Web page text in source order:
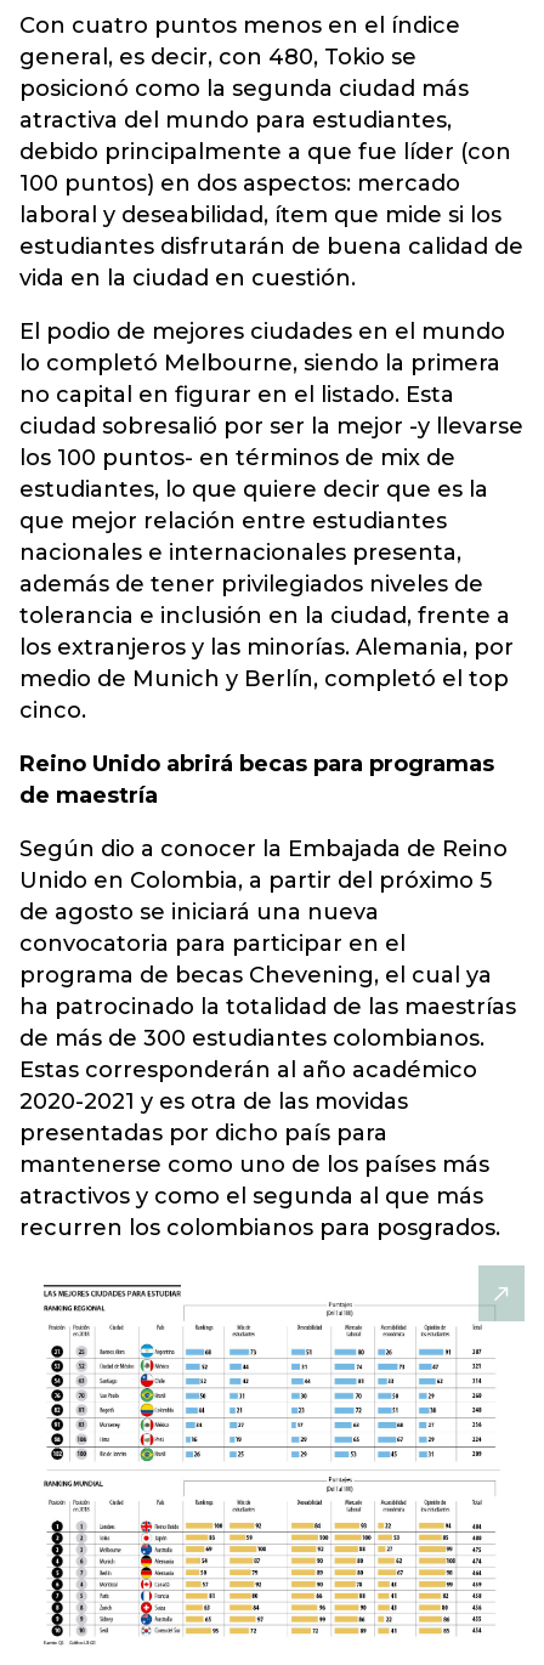
Con cuatro puntos menos en el índice
general, es decir, con 480, Tokio se
posicionó como la segunda ciudad más
atractiva del mundo para estudiantes,
debido principalmente a que fue líder (con
100 puntos) en dos aspectos: mercado
laboral y deseabilidad, ítem que mide si los
estudiantes disfrutarán de buena calidad de
vida en la ciudad en cuestión.
El podio de mejores ciudades en el mundo
lo completó Melbourne, siendo la primera
no capital en figurar en el listado. Esta
ciudad sobresalió por ser la mejor -y llevarse
los 100 puntos- en términos de mix de
estudiantes, lo que quiere decir que es la
que mejor relación entre estudiantes
nacionales e internacionales presenta,
además de tener privilegiados niveles de
tolerancia e inclusión en la ciudad, frente a
los extranjeros y las minorías. Alemania, por
medio de Munich y Berlín, completó el top
cinco.
Reino Unido abrirá becas para programas
de maestría
Según dio a conocer la Embajada de Reino
Unido en Colombia, a partir del próximo 5
de agosto se iniciará una nueva
convocatoria para participar en el
programa de becas Chevening, el cual ya
ha patrocinado la totalidad de las maestrías
de más de 300 estudiantes colombianos.
Estas corresponderán al año académico
2020-2021 y es otra de las movidas
presentadas por dicho país para
mantenerse como uno de los países más
atractivos y como el segunda al que más
recurren los colombianos para posgrados.